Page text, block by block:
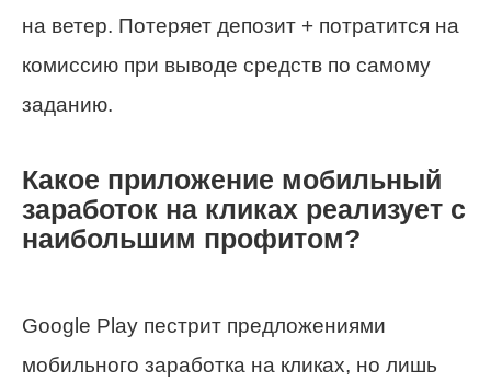
на ветер. Потеряет депозит + потратится на
комиссию при выводе средств по самому
заданию.
Какое приложение мобильный
заработок на кликах реализует с
наибольшим профитом?
Google Play пестрит предложениями
мобильного заработка на кликах, но лишь